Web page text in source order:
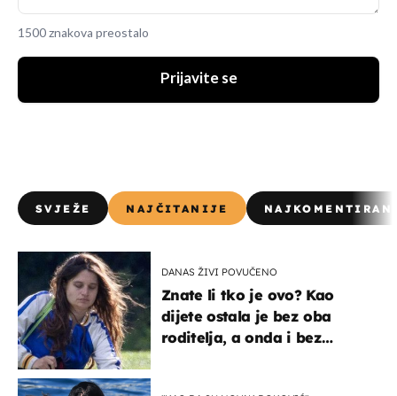
1500 znakova preostalo
Prijavite se
SVJEŽE NAJČITANIJE
DANAS ŽIVI POVUČENO
Znate li tko je ovo? Kao
dijete ostala je bez oba
roditelja, a onda i bez